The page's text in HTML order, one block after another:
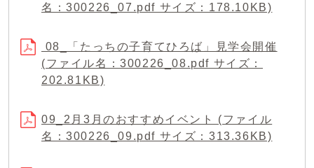
名：300226_07.pdf サイズ：178.10KB)
08_「たっちの子育てひろば」見学会開催
(ファイル名：300226_08.pdf サイズ：
202.81KB)
09_2月3月のおすすめイベント (ファイル
名：300226_09.pdf サイズ：313.36KB)